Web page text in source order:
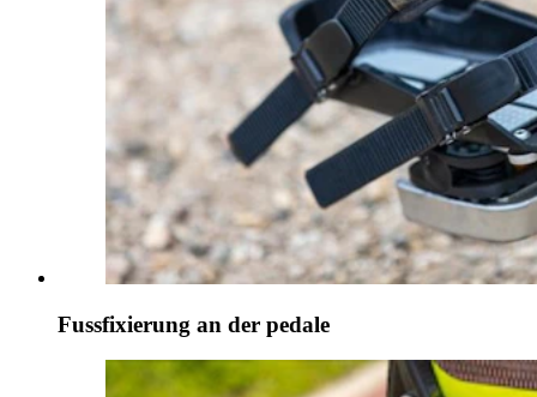
Fussfixierung an der pedale